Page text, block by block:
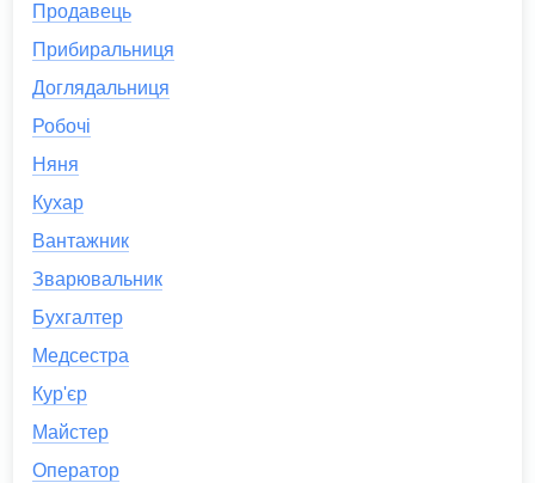
Продавець
Прибиральниця
Доглядальниця
Робочі
Няня
Кухар
Вантажник
Зварювальник
Бухгалтер
Медсестра
Кур'єр
Майстер
Оператор